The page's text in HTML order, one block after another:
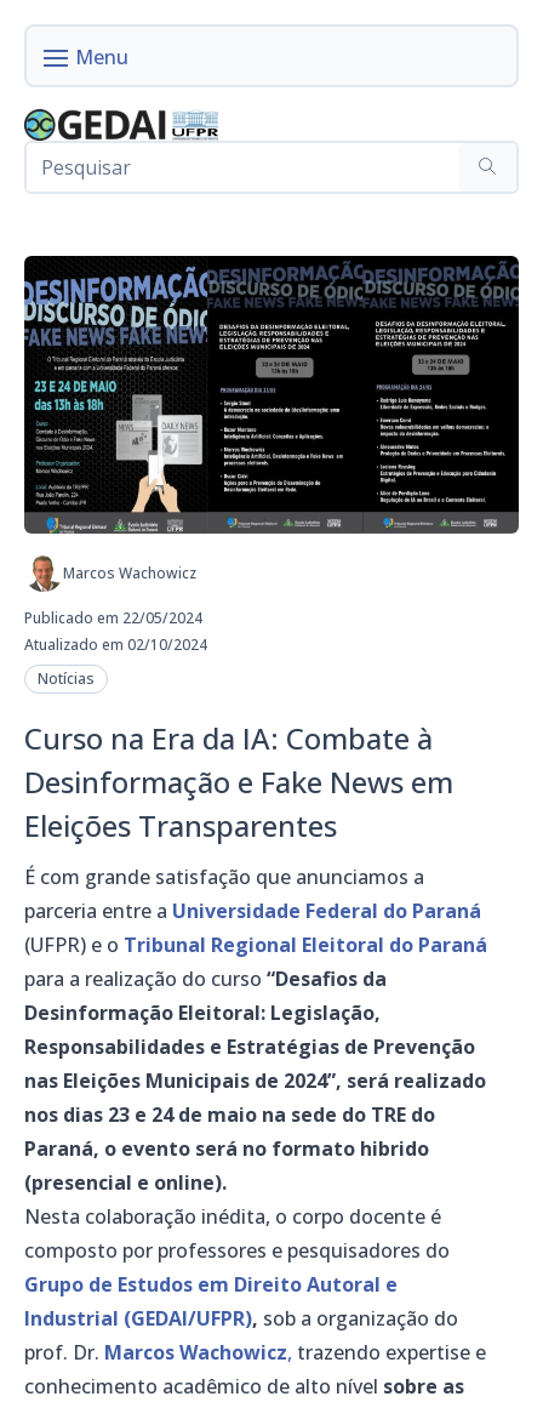
Marcos Wachowicz
Publicado em 22/05/2024
Atualizado em 02/10/2024
Notícias
Curso na Era da IA: Combate à
Desinformação e Fake News em
Eleições Transparentes
É com grande satisfação que anunciamos a
parceria entre a Universidade Federal do Paraná
(UFPR) e o Tribunal Regional Eleitoral do Paraná
para a realização do curso “Desafios da
Desinformação Eleitoral: Legislação,
Responsabilidades e Estratégias de Prevenção
nas Eleições Municipais de 2024”, será realizado
nos dias 23 e 24 de maio na sede do TRE do
Paraná, o evento será no formato hibrido
(presencial e online).
Nesta colaboração inédita, o corpo docente é
composto por professores e pesquisadores do
Grupo de Estudos em Direito Autoral e
Industrial (GEDAI/UFPR), sob a organização do
prof. Dr. Marcos Wachowicz, trazendo expertise e
conhecimento acadêmico de alto nível sobre as